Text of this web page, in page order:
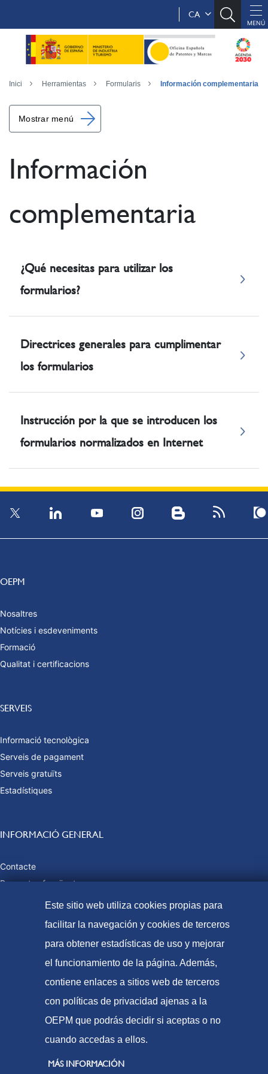
CA
Inici Herramientas Formularis Información complementaria
Mostrar menú
Información
complementaria
¿Qué necesitas para utilizar los
formularios?
Directrices generales para cumplimentar
los formularios
Instrucción por la que se introducen los
formularios normalizados en Internet
OEPM
Nosaltres
Notícies i esdeveniments
Formació
Qualitat i certificacions
SERVEIS
Informació tecnològica
Serveis de pagament
Serveis gratuïts
Estadístiques
INFORMACIÓ GENERAL
Contacte
Preguntes freqüents
Taxes i preus públics
© Oficina Espanyola de Patents i Marques, 2021
Accessibilitat
Avís Legal
Política de Cookies
Protecció de dades
Este sitio web utiliza cookies propias para
facilitar la navegación y cookies de terceros
para obtener estadísticas de uso y mejorar
el funcionamiento de la página. Además,
contiene enlaces a sitios web de terceros
con políticas de privacidad ajenas a la
OEPM que podrás decidir si aceptas o no
cuando accedas a ellos.
MÁS INFORMACIÓN